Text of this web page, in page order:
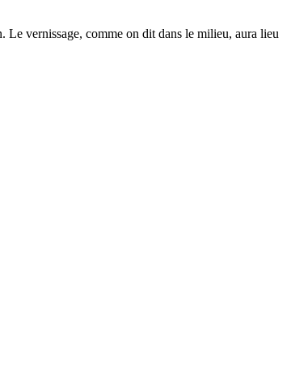
Le vernissage, comme on dit dans le milieu, aura lieu